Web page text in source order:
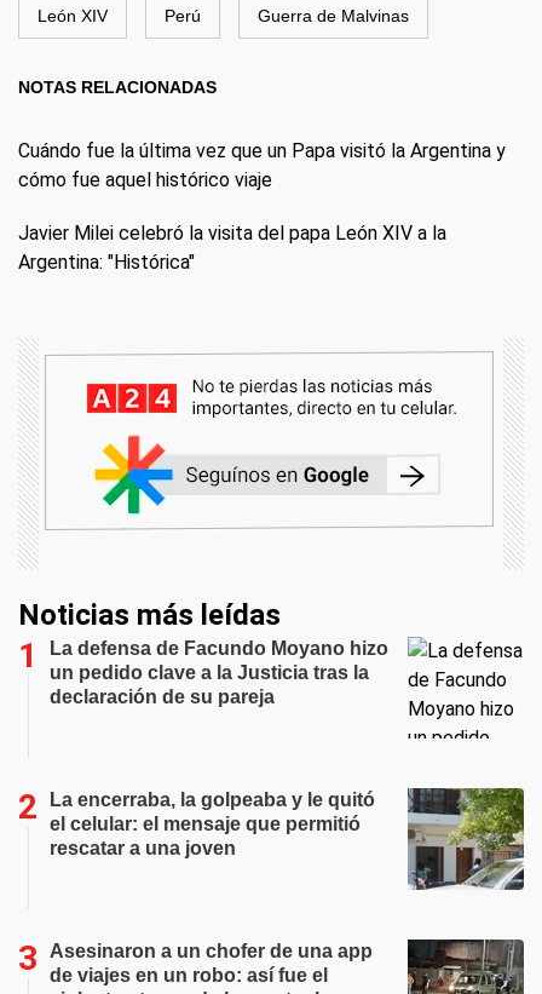
León XIV Perú Guerra de Malvinas
NOTAS RELACIONADAS
Cuándo fue la última vez que un Papa visitó la Argentina y
cómo fue aquel histórico viaje
Javier Milei celebró la visita del papa León XIV a la
Argentina: "Histórica"
Noticias más leídas
La defensa de Facundo Moyano hizo
un pedido clave a la Justicia tras la
declaración de su pareja
La encerraba, la golpeaba y le quitó
el celular: el mensaje que permitió
rescatar a una joven
Asesinaron a un chofer de una app
de viajes en un robo: así fue el